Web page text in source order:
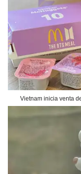
Vietnam inicia venta